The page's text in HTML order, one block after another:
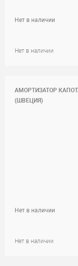
Нет в наличии
Нет в наличии
АМОРТИЗАТОР КАПОТА
(ШВЕЦИЯ)
Нет в наличии
Нет в наличии